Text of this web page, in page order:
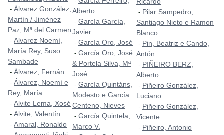
- Álvarez González,
Martín / Jiménez
Paz, Mª del Carmen
- Alvarez Noemí,
María Rey, Suso
Sambade
- Álvarez, Fernán
- Álvarez, Noemí e
Rey, María
- Alvite Lema, Xosé
- Alvite, Valentín
- Amaral, Ronaldo
Alberto
- García García,
Javier
- García Oro, José
- García Oro, José
& Portela Silva, Mª
José
- García Quintáns,
Modesto e García
Centeno, Nieves
- García Quintela,
Marco V.
- Pilar Sampedro,
Santiago Nieto e Ramon
Blanco
- Pin, Beatriz e Cando,
Antón
- PIÑEIRO BERZ,
Alberto
- Piñeiro González,
Luciano
- Piñeiro González,
Vicente
- Piñeiro, Antonio